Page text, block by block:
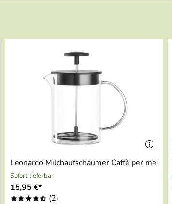
Leonardo Milchaufschäumer Caffè per me
Sofort lieferbar
15,95 €*
****/ (2)